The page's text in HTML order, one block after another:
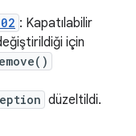
: Kapatılabilir
için
düzeltildi.